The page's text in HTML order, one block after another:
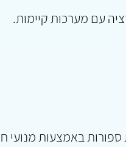
עם מערכות קיימות.
ספורות באמצעות